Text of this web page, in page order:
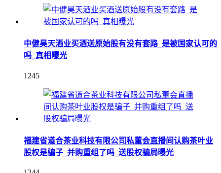
中健昊天酒业买酒送原始股有没有套路_是被国家认可的
吗_真相曝光
1245
福建省道合茶业科技有限公司私董会直播间认购茶叶业
股权是骗子_并购重组了吗_送股权骗局曝光